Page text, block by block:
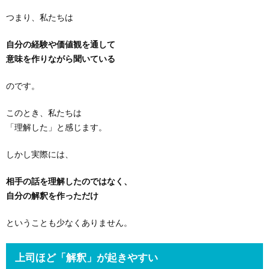
つまり、私たちは
自分の経験や価値観を通して
意味を作りながら聞いている
のです。
このとき、私たちは
「理解した」と感じます。
しかし実際には、
相手の話を理解したのではなく、
自分の解釈を作っただけ
ということも少なくありません。
上司ほど「解釈」が起きやすい